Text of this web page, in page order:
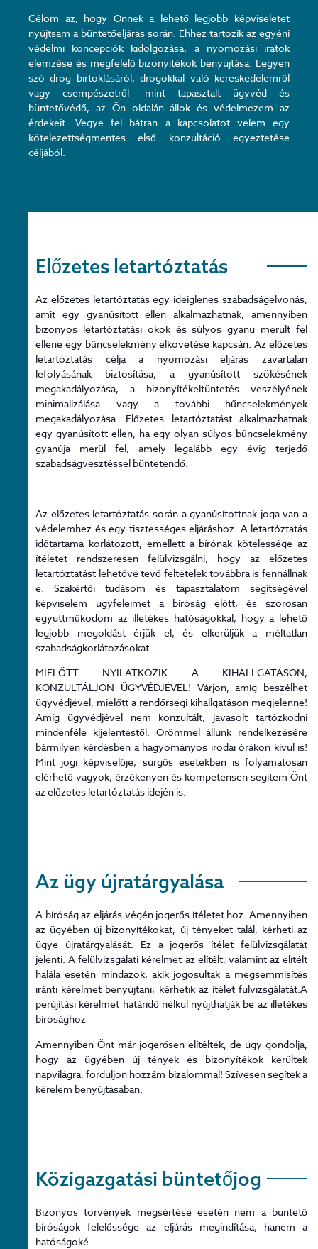
Célom az, hogy Önnek a lehető legjobb képviseletet
nyújtsam a büntetőeljárás során. Ehhez tartozik az egyéni
védelmi koncepciók kidolgozása, a nyomozási iratok
elemzése és megfelelő bizonyítékok benyújtása. Legyen
szó drog birtoklásáról, drogokkal való kereskedelemről
vagy csempészetről- mint tapasztalt ügyvéd és
büntetővédő, az Ön oldalán állok és védelmezem az
érdekeit. Vegye fel bátran a kapcsolatot velem egy
kötelezettségmentes első konzultáció egyeztetése
céljából.
Előzetes letartóztatás
Az előzetes letartóztatás egy ideiglenes szabadságelvonás,
amit egy gyanúsított ellen alkalmazhatnak, amennyiben
bizonyos letartóztatási okok és súlyos gyanu merült fel
ellene egy bűncselekmény elkövetése kapcsán. Az előzetes
letartóztatás célja a nyomozási eljárás zavartalan
lefolyásának biztosítása, a gyanúsított szökésének
megakadályozása, a bizonyítékeltüntetés veszélyének
minimalizálása vagy a további bűncselekmények
megakadályozása. Előzetes letartóztatást alkalmazhatnak
egy gyanúsított ellen, ha egy olyan súlyos bűncselekmény
gyanúja merül fel, amely legalább egy évig terjedő
szabadságvesztéssel büntetendő.
Az előzetes letartóztatás során a gyanúsítottnak joga van a
védelemhez és egy tisztességes eljáráshoz. A letartóztatás
időtartama korlátozott, emellett a bírónak kötelessége az
ítéletet rendszeresen felülvizsgálni, hogy az előzetes
letartóztatást lehetővé tevő feltételek továbbra is fennállnak
e. Szakértői tudásom és tapasztalatom segítségével
képviselem ügyfeleimet a bíróság előtt, és szorosan
együttműködöm az illetékes hatóságokkal, hogy a lehető
legjobb megoldást érjük el, és elkerüljük a méltatlan
szabadságkorlátozásokat.
MIELŐTT NYILATKOZIK A KIHALLGATÁSON,
KONZULTÁLJON ÜGYVÉDJÉVEL! Várjon, amíg beszélhet
ügyvédjével, mielőtt a rendőrségi kihallgatáson megjelenne!
Amíg ügyvédjével nem konzultált, javasolt tartózkodni
mindenféle kijelentéstől. Örömmel állunk rendelkezésére
bármilyen kérdésben a hagyományos irodai órákon kívül is!
Mint jogi képviselője, sürgős esetekben is folyamatosan
elérhető vagyok, érzékenyen és kompetensen segítem Önt
az előzetes letartóztatás idején is.
Az ügy újratárgyalása
A bíróság az eljárás végén jogerős ítéletet hoz. Amennyiben
az ügyében új bizonyítékokat, új tényeket talál, kérheti az
ügye újratárgyalását. Ez a jogerős ítélet felülvizsgálatát
jelenti. A felülvizsgálati kérelmet az elítélt, valamint az elítélt
halála esetén mindazok, akik jogosultak a megsemmisítés
iránti kérelmet benyújtani, kérhetik az ítélet fülvizsgálatát.A
perújítási kérelmet határidő nélkül nyújthatják be az illetékes
bírósághoz
Amennyiben Önt már jogerősen elítélték, de úgy gondolja,
hogy az ügyében új tények és bizonyítékok kerültek
napvilágra, forduljon hozzám bizalommal! Szívesen segítek a
kérelem benyújtásában.
Közigazgatási büntetőjog
Bizonyos törvények megsértése esetén nem a büntető
bíróságok felelőssége az eljárás megindítása, hanem a
hatóságoké.